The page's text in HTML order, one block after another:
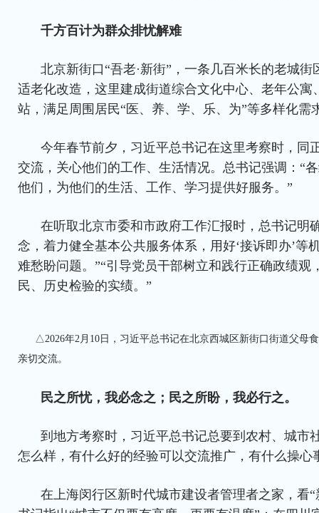
千方百计为群众排忧解难
北京新街口“吾老·新街”，一条几百米长的老城
适老化改造，这里建成街道综合文化中心、老年公寓
站，满足周围居民“医、养、学、乐、为”等多样化需
今年春节前夕，习近平总书记在这里考察时，同
交流，关心他们的工作、生活情况。总书记强调：“
他们，为他们的生活、工作、学习提供好服务。”
在听取北京市委和市政府工作汇报时，总书记明
念，着力健全基本公共服务体系，用好‘接诉即办’等
难愁盼问题。”“引导党员干部树立和践行正确政绩观
民、历史检验的实绩。”
△2026年2月10日，习近平总书记在北京西城区新街口街道父母
亲切交流。
民之所忧，我必念之；民之所盼，我必行之。
到地方考察时，习近平总书记总要到农村、城市
怎么样，有什么好的经验可以交流推广，有什么操心
在上海闵行区新时代城市建设者管理者之家，看“